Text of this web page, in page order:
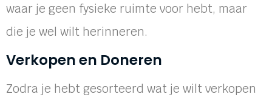
waar je geen fysieke ruimte voor hebt, maar
die je wel wilt herinneren.
Verkopen en Doneren
Zodra je hebt gesorteerd wat je wilt verkopen